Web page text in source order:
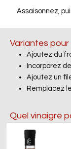
Assaisonnez,
Quel vinaigre
Variantes
Ajoutez du
Incorporez
Ajoutez un
Remplacez